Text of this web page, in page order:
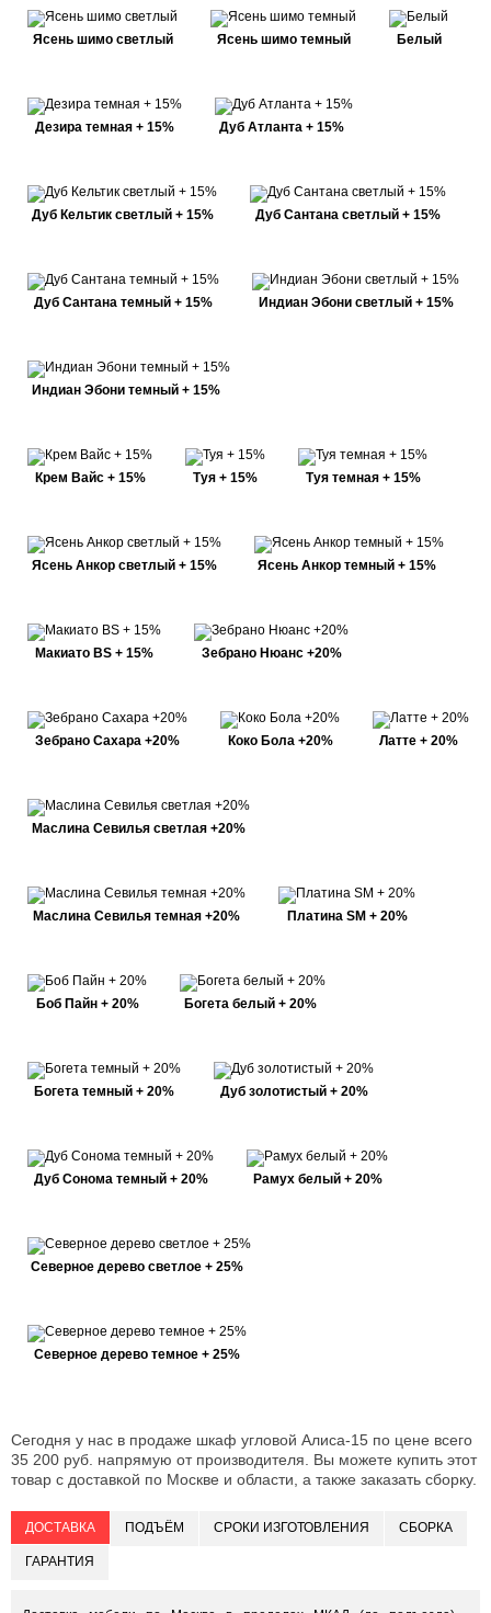
Ясень шимо светлый Ясень шимо темный Белый
Дезира темная + 15% Дуб Атланта + 15%
Дуб Кельтик светлый + 15% Дуб Сантана светлый + 15%
Дуб Сантана темный + 15% Индиан Эбони светлый + 15%
Индиан Эбони темный + 15%
Крем Вайс + 15% Туя + 15% Туя темная + 15%
Ясень Анкор светлый + 15% Ясень Анкор темный + 15%
Макиато BS + 15% Зебрано Нюанс +20%
Зебрано Сахара +20% Коко Бола +20% Латте + 20%
Маслина Севилья светлая +20%
Маслина Севилья темная +20% Платина SM + 20%
Боб Пайн + 20% Богета белый + 20%
Богета темный + 20% Дуб золотистый + 20%
Дуб Сонома темный + 20% Рамух белый + 20%
Северное дерево светлое + 25%
Северное дерево темное + 25%
Сегодня у нас в продаже шкаф угловой Алиса-15 по цене всего
35 200 руб. напрямую от производителя. Вы можете купить этот
товар с доставкой по Москве и области, а также заказать сборку.
ДОСТАВКА ПОДЪЁМ СРОКИ ИЗГОТОВЛЕНИЯ СБОРКА
ГАРАНТИЯ